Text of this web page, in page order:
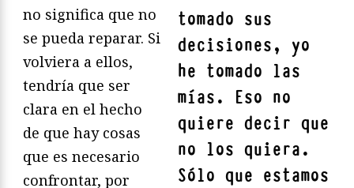
tomado sus
decisiones, yo
he tomado las
mías. Eso no
quiere decir que
no los quiera.
Sólo que estamos
no significa que no
se pueda reparar. Si
volviera a ellos,
tendría que ser
clara en el hecho
de que hay cosas
que es necesario
confrontar, por